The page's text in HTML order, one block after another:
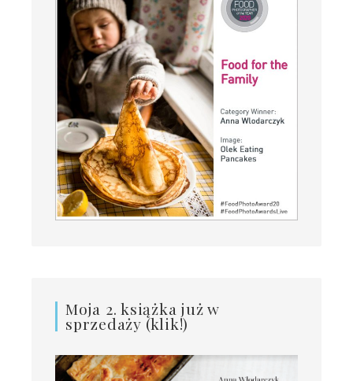
Moja 2. książka już w
sprzedaży (klik!)